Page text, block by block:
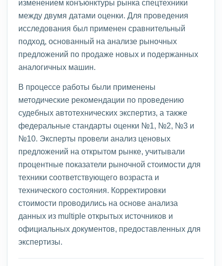
изменением конъюнктуры рынка спецтехники
между двумя датами оценки. Для проведения
исследования был применен сравнительный
подход, основанный на анализе рыночных
предложений по продаже новых и подержанных
аналогичных машин.
В процессе работы были применены
методические рекомендации по проведению
судебных автотехнических экспертиз, а также
федеральные стандарты оценки №1, №2, №3 и
№10. Эксперты провели анализ ценовых
предложений на открытом рынке, учитывали
процентные показатели рыночной стоимости для
техники соответствующего возраста и
технического состояния. Корректировки
стоимости проводились на основе анализа
данных из multiple открытых источников и
официальных документов, предоставленных для
экспертизы.